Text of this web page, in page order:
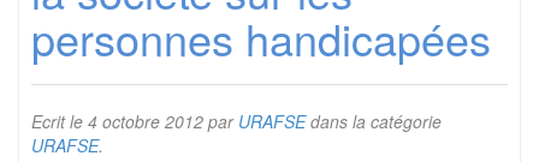
personnes handicapées
Ecrit le 4 octobre 2012 par URAFSEdans la catégorie
URAFSE.